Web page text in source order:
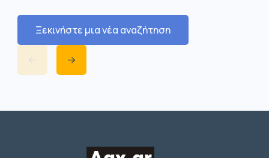
Ξεκινήστε μια νέα αναζήτηση